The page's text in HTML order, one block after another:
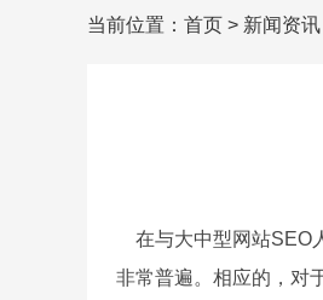
当前位置： 首页 > 新闻资讯
在与大中型网站SEO
非常普遍。相应的，对